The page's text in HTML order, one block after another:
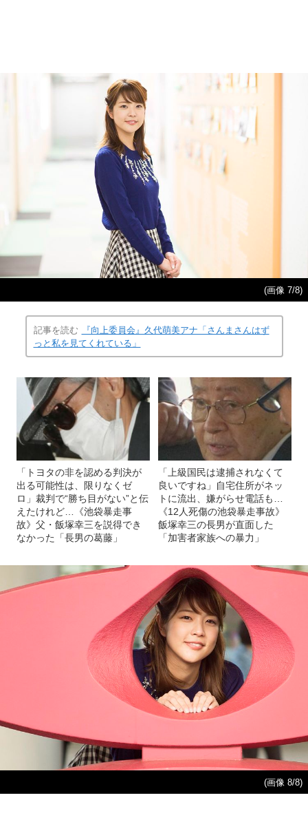
(画像 7/8)
記事を読む
『向上委員会』久代萌美アナ「さんまさんはず
っと私を見てくれている」
「トヨタの非を認める判決が
出る可能性は、限りなくゼ
ロ」裁判で“勝ち目がない”と伝
えたけれど…《池袋暴走事
故》父・飯塚幸三を説得でき
なかった「長男の葛藤」
「上級国民は逮捕されなくて
良いですね」自宅住所がネッ
トに流出、嫌がらせ電話も…
《12人死傷の池袋暴走事故》
飯塚幸三の長男が直面した
「加害者家族への暴力」
(画像 8/8)